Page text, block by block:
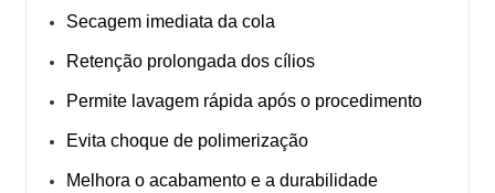
Secagem imediata da cola
Retenção prolongada dos cílios
Permite lavagem rápida após o procedimento
Evita choque de polimerização
Melhora o acabamento e a durabilidade